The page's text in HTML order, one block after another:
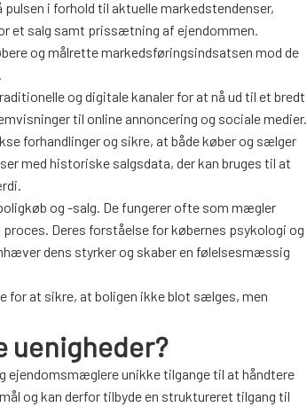
i forhold til aktuelle markedstendenser,
et salg samt prissætning af ejendommen.
og målrette markedsføringsindsatsen mod de
og digitale kanaler for at nå ud til et bredt
til online annoncering og sociale medier.
forhandlinger og sikre, at både køber og sælger
med historiske salgsdata, der kan bruges til at
og -salg. De fungerer ofte som mægler
Deres forståelse for købernes psykologi og
dens styrker og skaber en følelsesmæssig
for at sikre, at boligen ikke blot sælges, men
uenigheder?
ejendomsmæglere unikke tilgange til at håndtere
og kan derfor tilbyde en struktureret tilgang til